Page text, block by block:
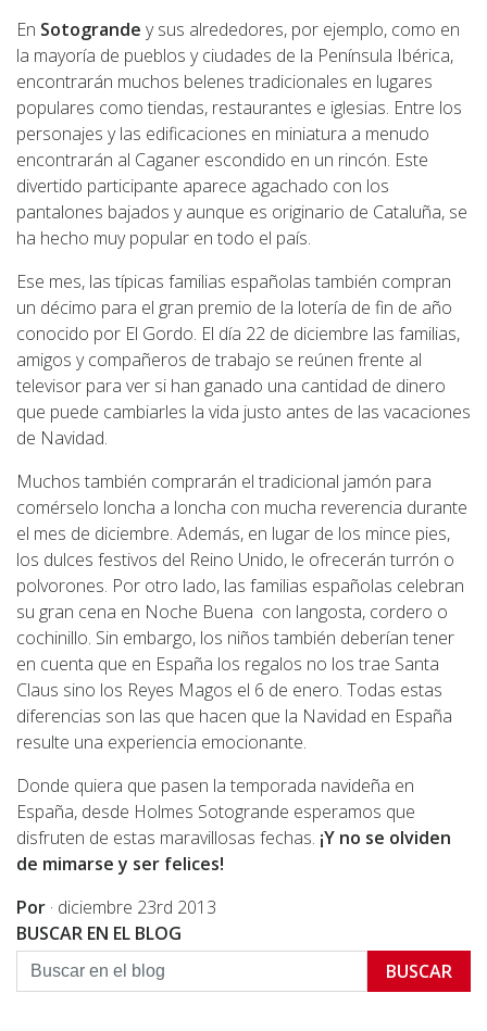
En Sotogrande y sus alrededores, por ejemplo, como en
la mayoría de pueblos y ciudades de la Península Ibérica,
encontrarán muchos belenes tradicionales en lugares
populares como tiendas, restaurantes e iglesias. Entre los
personajes y las edificaciones en miniatura a menudo
encontrarán al Caganer escondido en un rincón. Este
divertido participante aparece agachado con los
pantalones bajados y aunque es originario de Cataluña, se
ha hecho muy popular en todo el país.
Ese mes, las típicas familias españolas también compran
un décimo para el gran premio de la lotería de fin de año
conocido por El Gordo. El día 22 de diciembre las familias,
amigos y compañeros de trabajo se reúnen frente al
televisor para ver si han ganado una cantidad de dinero
que puede cambiarles la vida justo antes de las vacaciones
de Navidad.
Muchos también comprarán el tradicional jamón para
comérselo loncha a loncha con mucha reverencia durante
el mes de diciembre. Además, en lugar de los mince pies,
los dulces festivos del Reino Unido, le ofrecerán turrón o
polvorones. Por otro lado, las familias españolas celebran
su gran cena en Noche Buena con langosta, cordero o
cochinillo. Sin embargo, los niños también deberían tener
en cuenta que en España los regalos no los trae Santa
Claus sino los Reyes Magos el 6 de enero. Todas estas
diferencias son las que hacen que la Navidad en España
resulte una experiencia emocionante.
Donde quiera que pasen la temporada navideña en
España, desde Holmes Sotogrande esperamos que
disfruten de estas maravillosas fechas. ¡Y no se olviden
de mimarse y ser felices!
Por · diciembre 23rd 2013
BUSCAR EN EL BLOG
BUSCAR